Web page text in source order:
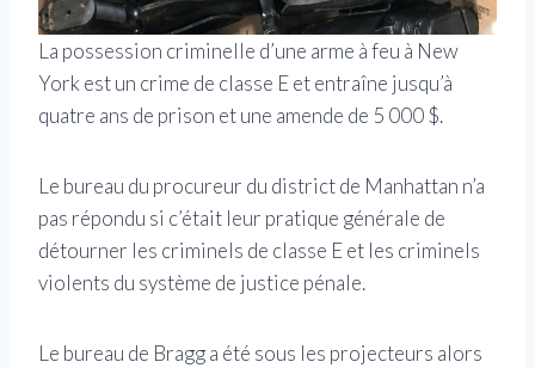
La possession criminelle d’une arme à feu à New
York est un crime de classe E et entraîne jusqu’à
quatre ans de prison et une amende de 5 000 $.
Le bureau du procureur du district de Manhattan n’a
pas répondu si c’était leur pratique générale de
détourner les criminels de classe E et les criminels
violents du système de justice pénale.
Le bureau de Bragg a été sous les projecteurs alors